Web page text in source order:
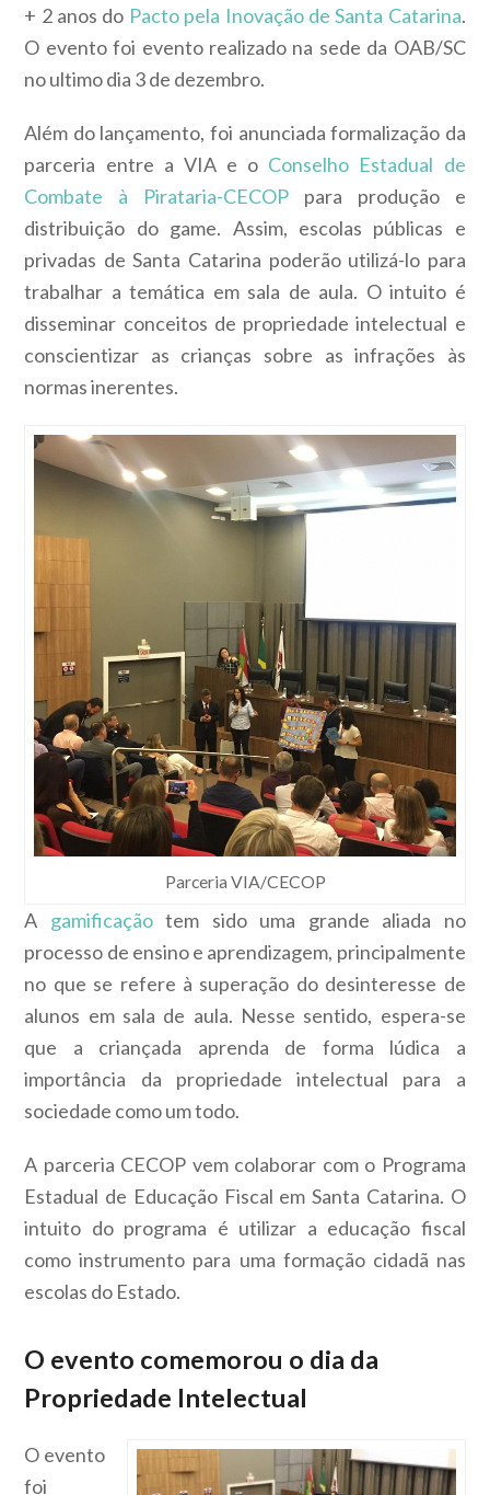
+ 2 anos do Pacto pela Inovação de Santa Catarina.
O evento foi evento realizado na sede da OAB/SC
no ultimo dia 3 de dezembro.
Além do lançamento, foi anunciada formalização da
parceria entre a VIA e o Conselho Estadual de
Combate à Pirataria-CECOP para produção e
distribuição do game. Assim, escolas públicas e
privadas de Santa Catarina poderão utilizá-lo para
trabalhar a temática em sala de aula. O intuito é
disseminar conceitos de propriedade intelectual e
conscientizar as crianças sobre as infrações às
normas inerentes.
Parceria VIA/CECOP
A gamificaçãotem sido uma grande aliada no
processo de ensino e aprendizagem, principalmente
no que se refere à superação do desinteresse de
alunos em sala de aula. Nesse sentido, espera-se
que a criançada aprenda de forma lúdica a
importância da propriedade intelectual para a
sociedade como um todo.
A parceria CECOP vem colaborar com o Programa
Estadual de Educação Fiscal em Santa Catarina. O
intuito do programa é utilizar a educação fiscal
como instrumento para uma formação cidadã nas
escolas do Estado.
O evento comemorou o dia da
Propriedade Intelectual
O evento
foi